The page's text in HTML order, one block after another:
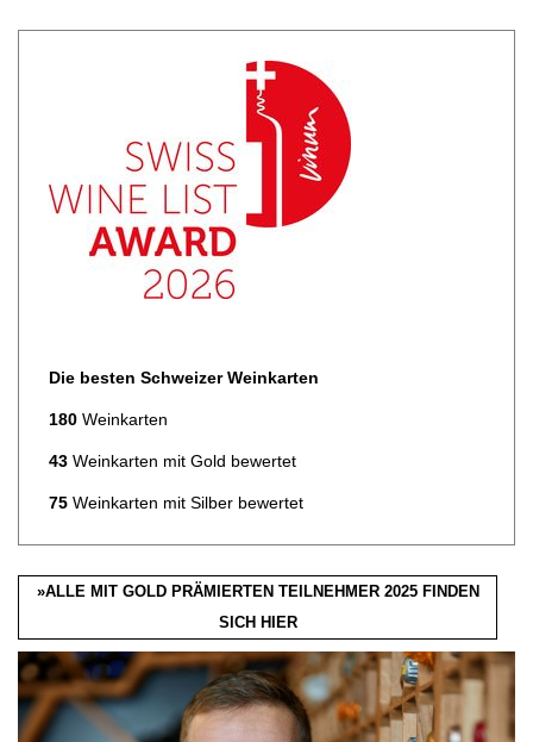
Die besten Schweizer Weinkarten
180 Weinkarten
43 Weinkarten mit Gold bewertet
75 Weinkarten mit Silber bewertet
»ALLE MIT GOLD PRÄMIERTEN TEILNEHMER 2025 FINDEN
SICH HIER